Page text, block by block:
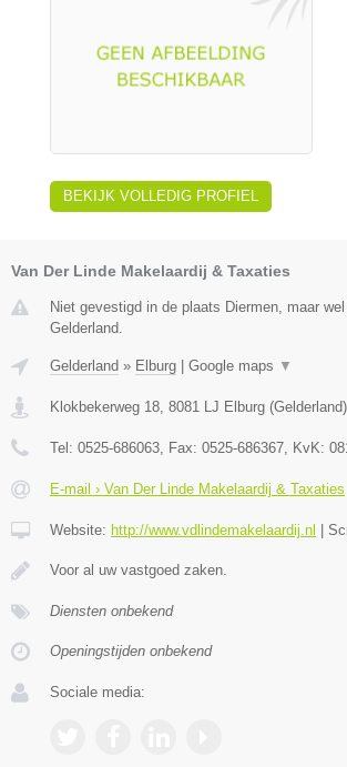
BEKIJK VOLLEDIG PROFIEL
Van Der Linde Makelaardij & Taxaties
Niet gevestigd in de plaats Diermen, maar
Gelderland.
Gelderland » Elburg Google maps ▼
Klokbekerweg 18 8081 LJ Elburg (Gelderland)
Tel: 0525-686063 , Fax: 0525-686367 , KvK:
E-mail › Van Der Linde Makelaardij & Taxaties
Website: http://www.vdlindemakelaardij.nl
Voor al uw vastgoed zaken.
Diensten onbekend
Openingstijden onbekend
Sociale media: